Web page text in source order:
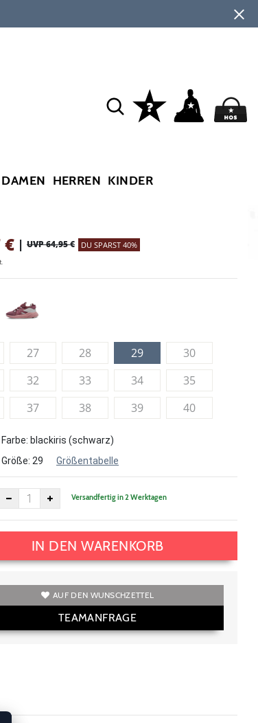
DAMEN HERREN KINDER
€ | UVP 64,95 € DU SPARST 40%
27 28 29
30
32 33 34
35
37 38 39 40
blackiris (schwarz)
29 Größentabelle
Versandfertig in 2 Werktagen
IN DEN WARENKORB
AUF DEN WUNSCHZETTEL
TEAMANFRAGE